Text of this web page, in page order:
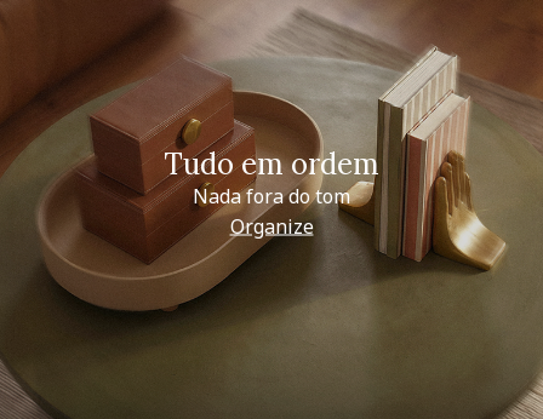
Tudo em ordem
Nada fora do tom
Organize